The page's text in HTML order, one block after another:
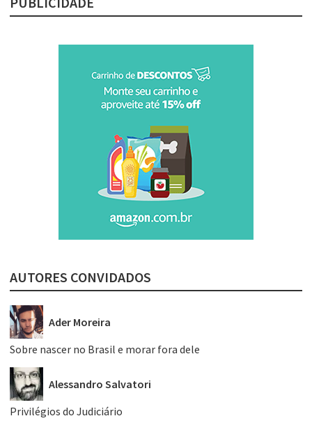
AUTORES CONVIDADOS
Ader Moreira
Sobre nascer no Brasil e morar fora dele
Alessandro Salvatori
Privilégios do Judiciário